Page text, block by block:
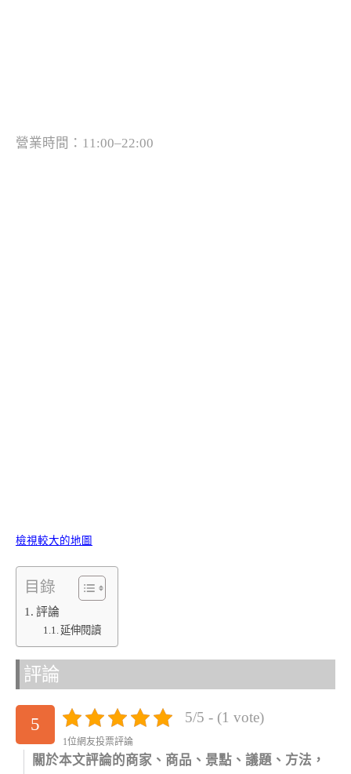
營業時間：11:00–22:00
檢視較大的地圖
目錄
評論
延伸閱讀
評論
5 5/5 - (1 vote)
1位網友投票評論
關於本文評論的商家、商品、景點、議題、方法，